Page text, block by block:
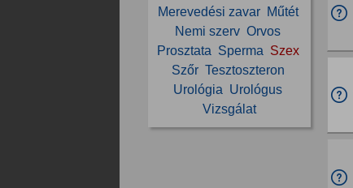
Merevedési zavar
Műtét
Nemi szerv Orvos
Prosztata Sperma Szex
Szőr Tesztoszteron
Urológia Urológus
Vizsgálat